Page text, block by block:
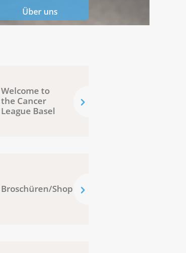
Über uns
Welcome to
the Cancer
League Basel
Broschüren/Shop